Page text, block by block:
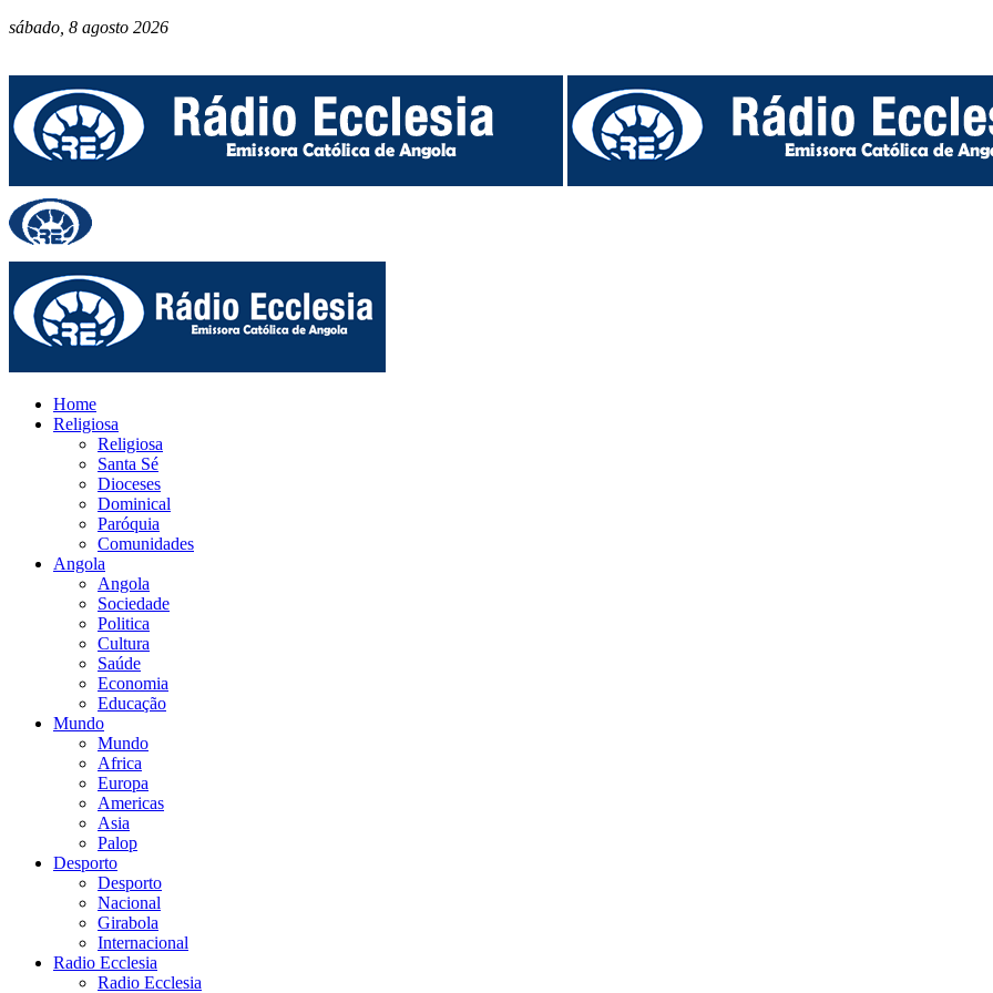
sábado, 8 agosto 2026
Home
Religiosa
Religiosa
Santa Sé
Dioceses
Dominical
Paróquia
Comunidades
Angola
Angola
Sociedade
Politica
Cultura
Saúde
Economia
Educação
Mundo
Mundo
Africa
Europa
Americas
Asia
Palop
Desporto
Desporto
Nacional
Girabola
Internacional
Radio Ecclesia
Radio Ecclesia